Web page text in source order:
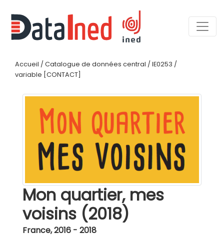
Accueil / Catalogue de données central / IE0253 /
variable [CONTACT]
Mon quartier, mes
voisins (2018)
France,2016 - 2018